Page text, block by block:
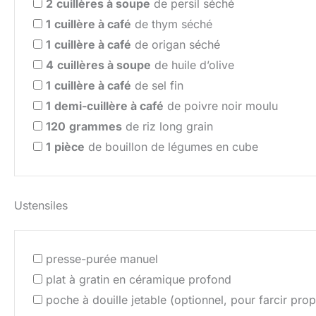
2 cuillères à soupe de persil séché
1 cuillère à café de thym séché
1 cuillère à café de origan séché
4 cuillères à soupe de huile d’olive
1 cuillère à café de sel fin
1 demi-cuillère à café de poivre noir moulu
120 grammes de riz long grain
1 pièce de bouillon de légumes en cube
Ustensiles
presse-purée manuel
plat à gratin en céramique profond
poche à douille jetable (optionnel, pour farcir